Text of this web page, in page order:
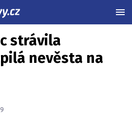
strávila
nevěsta na